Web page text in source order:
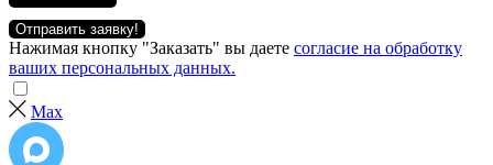
Отправить заявку!
Нажимая кнопку "Заказать" вы даете согласие на обработку
ваших персональных данных.
Max